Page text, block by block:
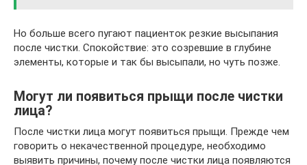
Но больше всего пугают пациенток резкие высыпания
после чистки. Спокойствие: это созревшие в глубине
элементы, которые и так бы высыпали, но чуть позже.
Могут ли появиться прыщи после чистки
лица?
После чистки лица могут появиться прыщи. Прежде чем
говорить о некачественной процедуре, необходимо
выявить причины, почему после чистки лица появляются